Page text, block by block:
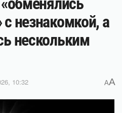
незнакомкой, а
нескольким
10:32 AA